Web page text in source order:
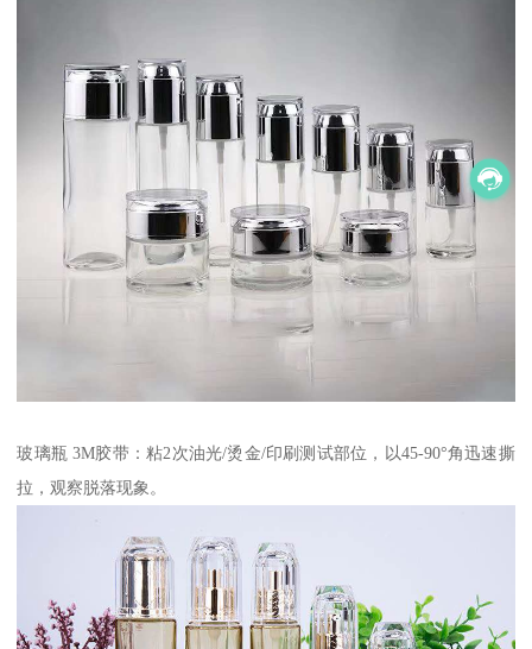
玻璃瓶 3M胶带：粘2次油光/烫金/印刷测试部位，以45-90°角迅速撕
拉，观察脱落现象。